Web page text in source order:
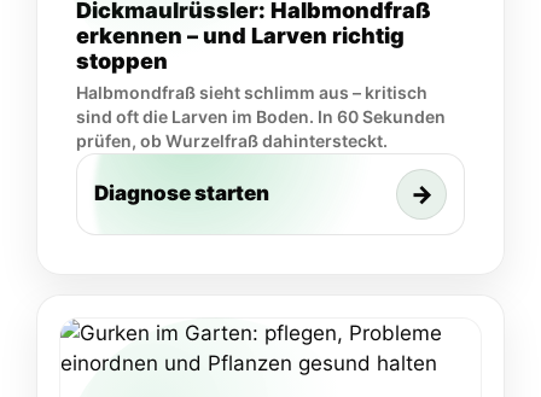
Dickmaulrüssler: Halbmondfraß
erkennen – und Larven richtig
stoppen
Halbmondfraß sieht schlimm aus – kritisch
sind oft die Larven im Boden. In 60 Sekunden
prüfen, ob Wurzelfraß dahintersteckt.
Diagnose starten →